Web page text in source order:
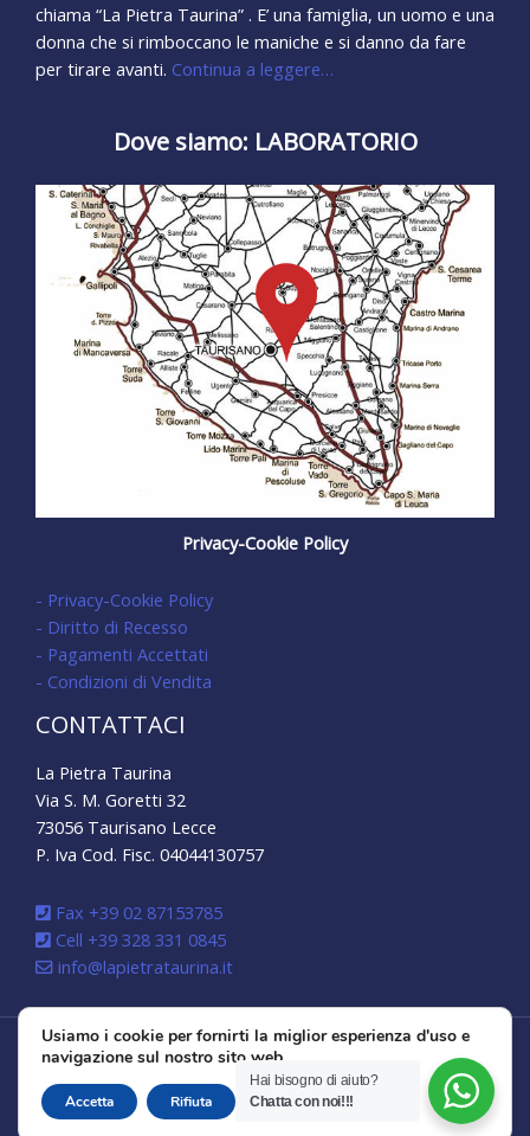
chiama “La Pietra Taurina” . E’ una famiglia, un uomo e una
donna che si rimboccano le maniche e si danno da fare
per tirare avanti. Continua a leggere…
Dove siamo: LABORATORIO
Privacy-Cookie Policy
- Privacy-Cookie Policy
- Diritto di Recesso
- Pagamenti Accettati
- Condizioni di Vendita
CONTATTACI
La Pietra Taurina
Via S. M. Goretti 32
73056 Taurisano Lecce
P. Iva Cod. Fisc. 04044130757
Fax +39 02 87153785
Cell +39 328 331 0845
info@lapietrataurina.it
Copyright © 2026 La Pietra Taurina
Usiamo i cookie per fornirti la miglior esperienza d'uso e
navigazione sul nostro sito web.
Accetta Rifiuta Impostazioni CLOSE GDPR
Hai bisogno di aiuto?
Chatta con noi!!!